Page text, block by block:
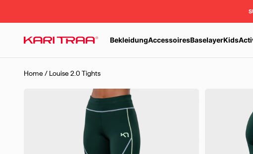
BekleidungAccessoiresBaselayerKids
Kari Traa
Home/ Louise 2.0 Tights